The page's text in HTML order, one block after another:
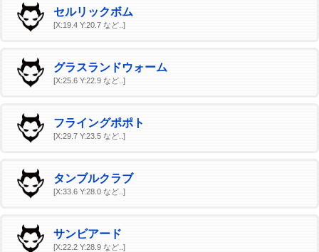
セルリックボム
[X:19.4 Y:20.7 など..]
グラスランドウォーム
[X:25.6 Y:22.9 など..]
フライングポポト
[X:29.7 Y:23.5 など..]
タンブルクラブ
[X:33.6 Y:28.0 など..]
サンビアード
[X:22.2 Y:28.9 など..]